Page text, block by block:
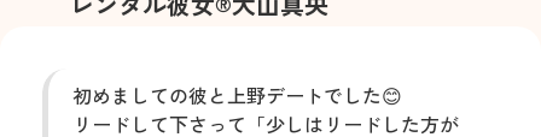
初めましての彼と上野デートでした😊
リードして下さって「少しはリードした方が